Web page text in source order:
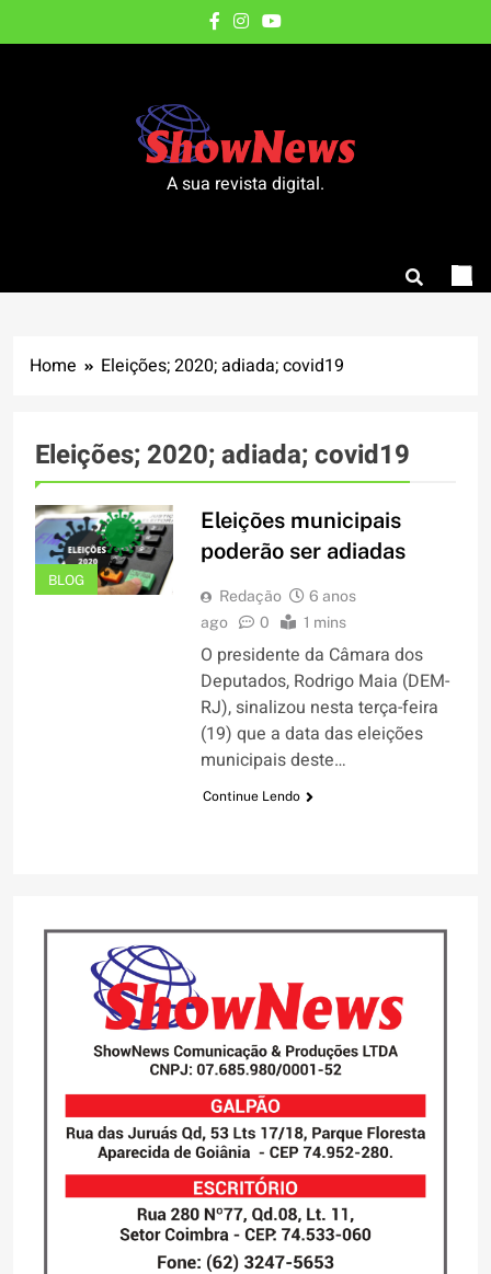
to
A sua revista digital.
Home Eleições; 2020; adiada; covid19
Eleições; 2020; adiada; covid19
BLOG
Eleições municipais
poderão ser adiadas
Redação
6 anos
ago
0 1 mins
O presidente da Câmara dos
Deputados, Rodrigo Maia (DEM-
RJ), sinalizou nesta terça-feira
(19) que a data das eleições
municipais deste…
Continue Lendo